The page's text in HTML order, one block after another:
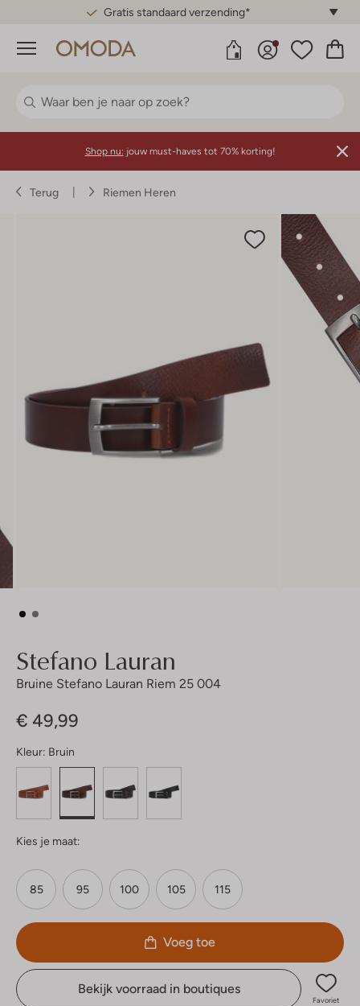
Gratis standaard verzending*
Menu
Shop nu: jouw must-haves tot 70% korting!
Terug Riemen Heren
Stefano Lauran
Bruine Stefano Lauran Riem 25 004
€ 49,99
Kleur: Bruin
Kies je maat:
85 95 100 105 115
Voeg toe
Bekijk voorraad in boutiques
Favoriet